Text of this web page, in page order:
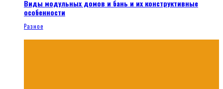
Виды модульных домов и бань и их конструктивные
особенности
Разное